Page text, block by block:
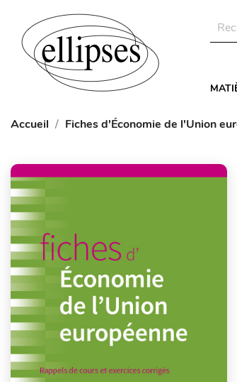
Accueil Fiches d'Économie de l'Union